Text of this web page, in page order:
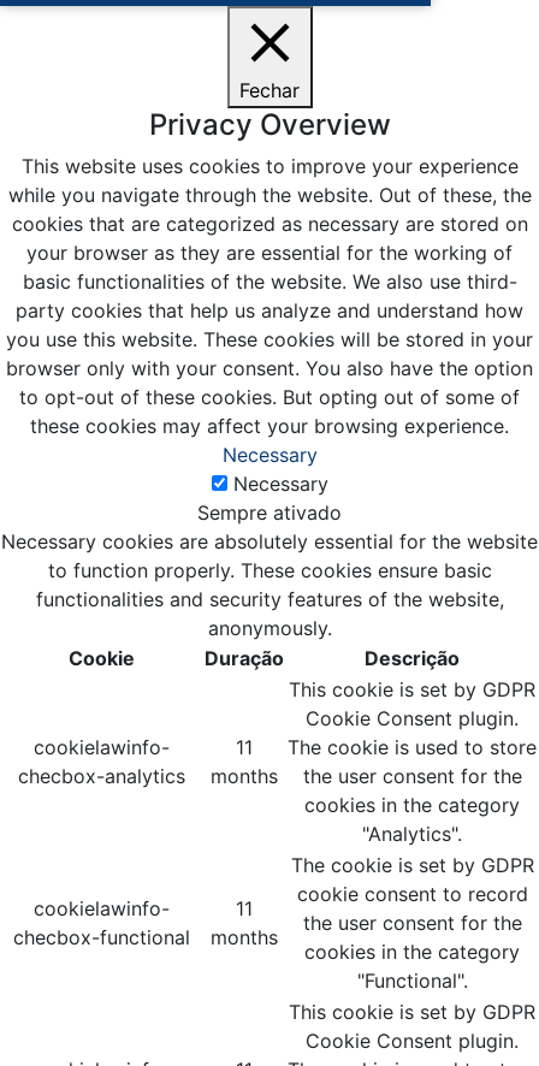
Fechar
Privacy Overview
This website uses cookies to improve your experience
while you navigate through the website. Out of these, the
cookies that are categorized as necessary are stored on
your browser as they are essential for the working of
basic functionalities of the website. We also use third-
party cookies that help us analyze and understand how
you use this website. These cookies will be stored in your
browser only with your consent. You also have the option
to opt-out of these cookies. But opting out of some of
these cookies may affect your browsing experience.
Necessary
Necessary
Sempre ativado
Necessary cookies are absolutely essential for the website
to function properly. These cookies ensure basic
functionalities and security features of the website,
anonymously.
Cookie
Duração Descrição
cookielawinfo-
checbox-analytics
11
months
This cookie is set by GDPR
Cookie Consent plugin.
The cookie is used to store
the user consent for the
cookies in the category
"Analytics".
cookielawinfo-
checbox-functional
11
months
The cookie is set by GDPR
cookie consent to record
the user consent for the
cookies in the category
"Functional".
This cookie is set by GDPR
Cookie Consent plugin.